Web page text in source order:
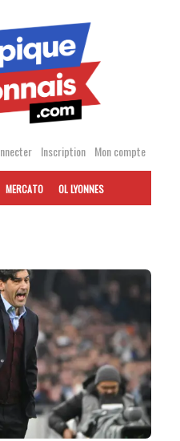
Inscription Mon compte
MERCATO OL LYONNES